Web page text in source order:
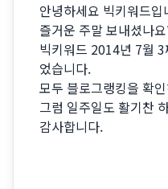
안녕하세요 빅키워드입
즐거운 주말 보내셨나
빅키워드 2014년 7월
었습니다.
모두 블로그랭킹을 확
그럼 일주일도 활기찬
감사합니다.